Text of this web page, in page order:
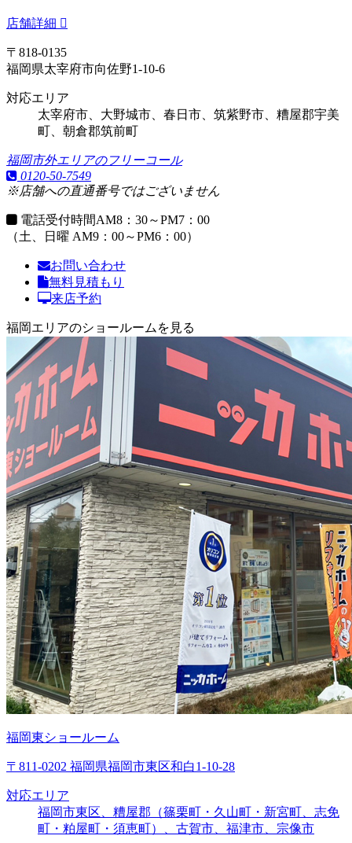
店舗詳細
〒818-0135
福岡県太宰府市向佐野1-10-6
対応エリア
太宰府市、大野城市、春日市、筑紫野市、糟屋郡宇美
町、朝倉郡筑前町
福岡市外エリアのフリーコール
0120-50-7549
※店舗への直通番号ではございません
電話受付時間AM8：30～PM7：00
（土、日曜 AM9：00～PM6：00）
お問い合わせ
無料見積もり
来店予約
福岡エリアのショールームを見る
福岡東ショールーム
〒811-0202 福岡県福岡市東区和白1-10-28
対応エリア
福岡市東区、糟屋郡（篠栗町・久山町・新宮町、志免
町・粕屋町・須恵町）、古賀市、福津市、宗像市